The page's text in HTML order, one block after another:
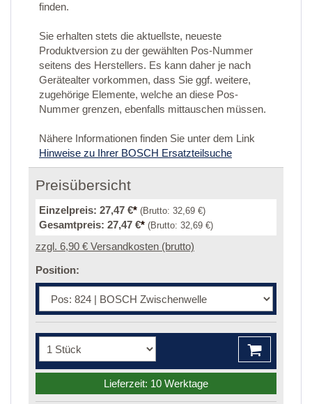
finden.
Sie erhalten stets die aktuellste, neueste
Produktversion zu der gewählten Pos-Nummer
seitens des Herstellers. Es kann daher je nach
Gerätealter vorkommen, dass Sie ggf. weitere,
zugehörige Elemente, welche an diese Pos-
Nummer grenzen, ebenfalls mittauschen müssen.
Nähere Informationen finden Sie unter dem Link
Hinweise zu Ihrer BOSCH Ersatzteilsuche
Preisübersicht
Einzelpreis: 27,47 €* (Brutto: 32,69 €)
Gesamtpreis: 27,47 €* (Brutto: 32,69 €)
zzgl. 6,90 € Versandkosten (brutto)
Position:
Lieferzeit: 10 Werktage